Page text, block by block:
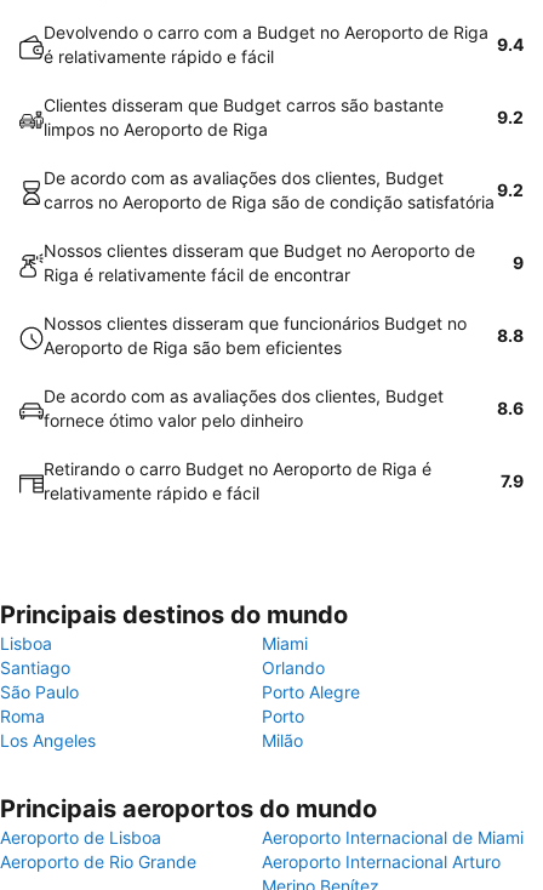
Devolvendo o carro com a Budget no Aeroporto de Riga
é relativamente rápido e fácil
9.4
Clientes disseram que Budget carros são bastante
limpos no Aeroporto de Riga
9.2
De acordo com as avaliações dos clientes, Budget
carros no Aeroporto de Riga são de condição satisfatória
9.2
Nossos clientes disseram que Budget no Aeroporto de
Riga é relativamente fácil de encontrar
9
Nossos clientes disseram que funcionários Budget no
Aeroporto de Riga são bem eficientes
8.8
De acordo com as avaliações dos clientes, Budget
fornece ótimo valor pelo dinheiro
8.6
Retirando o carro Budget no Aeroporto de Riga é
relativamente rápido e fácil
7.9
Principais destinos do mundo
Lisboa
Miami
Santiago
Orlando
São Paulo
Porto Alegre
Roma
Porto
Los Angeles
Milão
Principais aeroportos do mundo
Aeroporto de Lisboa
Aeroporto Internacional de Miami
Aeroporto de Rio Grande
Aeroporto Internacional Arturo
Merino Benítez